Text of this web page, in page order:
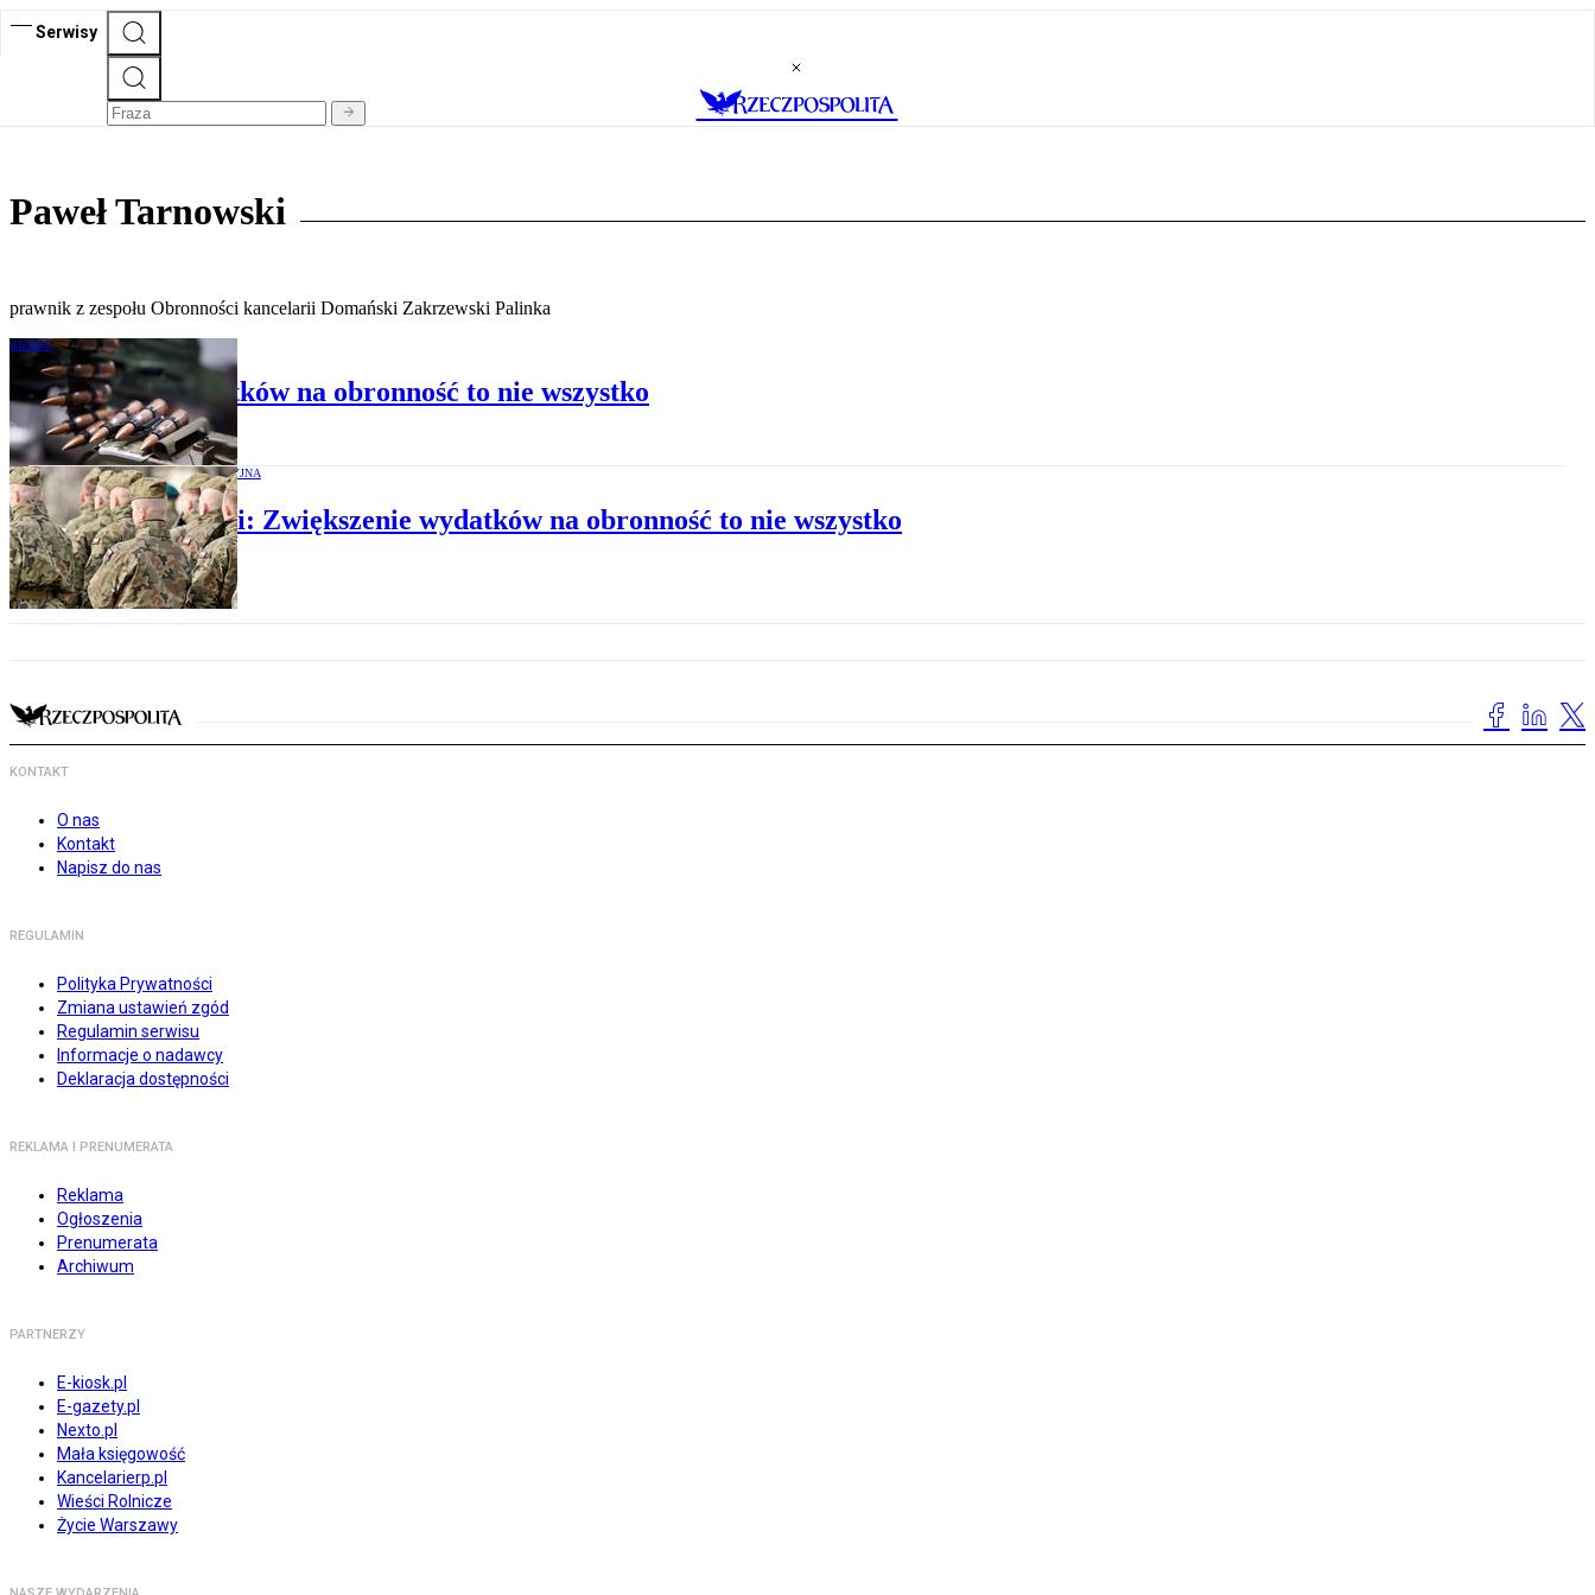
Serwisy
Paweł Tarnowski
prawnik z zespołu Obronności kancelarii Domański Zakrzewski Palinka
BIZNES
Zwiększenie wydatków na obronność to nie wszystko
RADA LEGISLACYJNA
Eksperci: Zwiększenie wydatków na obronność to nie wszystko
KONTAKT
O nas
Kontakt
Napisz do nas
REGULAMIN
Polityka Prywatności
Zmiana ustawień zgód
Regulamin serwisu
Informacje o nadawcy
Deklaracja dostępności
REKLAMA I PRENUMERATA
Reklama
Ogłoszenia
Prenumerata
Archiwum
PARTNERZY
E-kiosk.pl
E-gazety.pl
Nexto.pl
Mała księgowość
Kancelarierp.pl
Wieści Rolnicze
Życie Warszawy